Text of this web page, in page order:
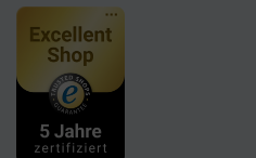
Kunstrasen Zubehör
Bezahlmethoden
Kontakt
Tel: 02821-7483008
E-mail: mail@kunstrasen.de
USt-IdNr: DE294460526
Steuernummer: 116/5919/4371